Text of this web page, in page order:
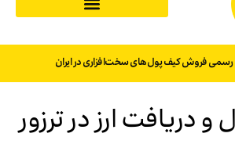
رسمی فروش کیف پول‌های سخت‌افزاری در ایران